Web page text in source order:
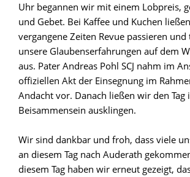
Uhr begannen wir mit einem Lobpreis,
und Gebet. Bei Kaffee und Kuchen
vergangene Zeiten Revue passieren und
unsere Glaubenserfahrungen auf dem
aus. Pater Andreas Pohl SCJ nahm im
offiziellen Akt der Einsegnung im
Andacht vor. Danach ließen wir den Tag
Beisammensein ausklingen.
Wir sind dankbar und froh, dass viele
an diesem Tag nach Auderath
diesem Tag haben wir erneut gezeigt,